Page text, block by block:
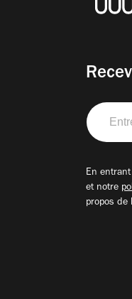
Entrez
votre
adresse
En
et notre
propos de